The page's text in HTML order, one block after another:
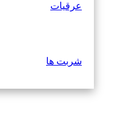
عرقیات
شربت ها